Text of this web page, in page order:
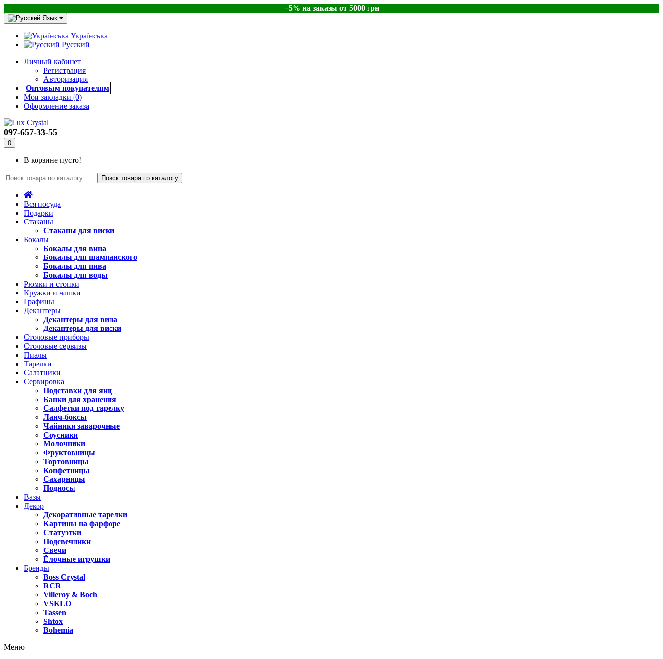
−5% на заказы от 5000 грн
Язык
Українська
Русский
Личный кабинет
Регистрация
Авторизация
Оптовым покупателям
Мои закладки (0)
Оформление заказа
097-657-33-55
0
В корзине пусто!
Поиск товара по каталогу
Вся посуда
Подарки
Стаканы
Стаканы для виски
Бокалы
Бокалы для вина
Бокалы для шампанского
Бокалы для пива
Бокалы для воды
Рюмки и стопки
Кружки и чашки
Графины
Декантеры
Декантеры для вина
Декантеры для виски
Столовые приборы
Столовые сервизы
Пиалы
Тарелки
Салатники
Сервировка
Подставки для яиц
Банки для хранения
Салфетки под тарелку
Ланч-боксы
Чайники заварочные
Соусники
Молочники
Фруктовницы
Тортовницы
Конфетницы
Сахарницы
Подносы
Вазы
Декор
Декоративные тарелки
Картины на фарфоре
Статуэтки
Подсвечники
Свечи
Ёлочные игрушки
Бренды
Boss Crystal
RCR
Villeroy & Boch
VSKLO
Tassen
Shtox
Bohemia
Меню